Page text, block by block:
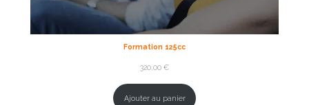
Formation 125cc
320,00 €
Ajouter au panier